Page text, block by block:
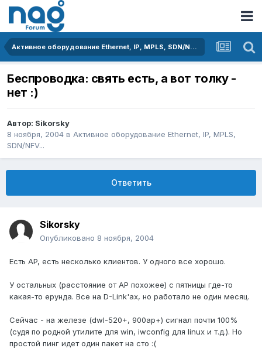
Активное оборудование Ethernet, IP, MPLS, SDN/NFV...
Беспроводка: свять есть, а вот толку -
нет :)
Автор: Sikorsky
8 ноября, 2004 в Активное оборудование Ethernet, IP, MPLS,
SDN/NFV...
Ответить
Sikorsky
Опубликовано 8 ноября, 2004
Есть AP, есть несколько клиентов. У одного все хорошо.
У остальных (расстояние от AP похожее) с пятницы где-то
какая-то ерунда. Все на D-Link'ах, но работало не один месяц.
Сейчас - на железе (dwl-520+, 900ap+) сигнал почти 100%
(судя по родной утилите для win, iwconfig для linux и т.д.). Но
простой пинг идет один пакет на сто :(